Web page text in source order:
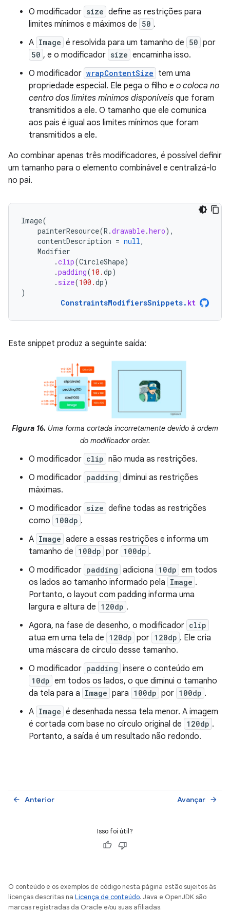
O modificador size define as restrições para
limites mínimos e máximos de 50 .
A Image é resolvida para um tamanho de 50 por
50 , e o modificador size encaminha isso.
O modificador wrapContentSize tem uma
propriedade especial. Ele pega o filho e o coloca no
centro dos limites mínimos disponíveis que foram
transmitidos a ele. O tamanho que ele comunica
aos pais é igual aos limites mínimos que foram
transmitidos a ele.
Ao combinar apenas três modificadores, é possível definir
um tamanho para o elemento combinável e centralizá-lo
no pai.
Image(
painterResource(R .drawable.hero),
contentDescription = null ,
Modifier
.clip(CircleShape)
.padding(10.dp)
. size(100.dp)
)
ConstraintsModifiersSnippets. kt
Este snippet produz a seguinte saída:
Figura 16. Uma forma cortada incorretamente devido à ordem
do modificador order.
O modificador clip não muda as restrições.
O modificador padding diminui as restrições
máximas.
O modificador size define todas as restrições
como 100dp .
A Image adere a essas restrições e informa um
tamanho de 100dp por 100dp .
O modificador padding adiciona 10dp em todos
os lados ao tamanho informado pela Image .
Portanto, o layout com padding informa uma
largura e altura de 120dp .
Agora, na fase de desenho, o modificador clip
atua em uma tela de 120dp por 120dp . Ele cria
uma máscara de círculo desse tamanho.
O modificador padding insere o conteúdo em
10dp em todos os lados, o que diminui o tamanho
da tela para a Image para 100dp por 100dp .
A Image é desenhada nessa tela menor. A imagem
é cortada com base no círculo original de 120dp .
Portanto, a saída é um resultado não redondo.
Anterior
arrow_back Avançar arrow_forward
Isso foi útil?
O conteúdo e os exemplos de código nesta página estão sujeitos às
licenças descritas na Licença de conteúdo. Java e OpenJDK são
marcas registradas da Oracle e/ou suas afiliadas.